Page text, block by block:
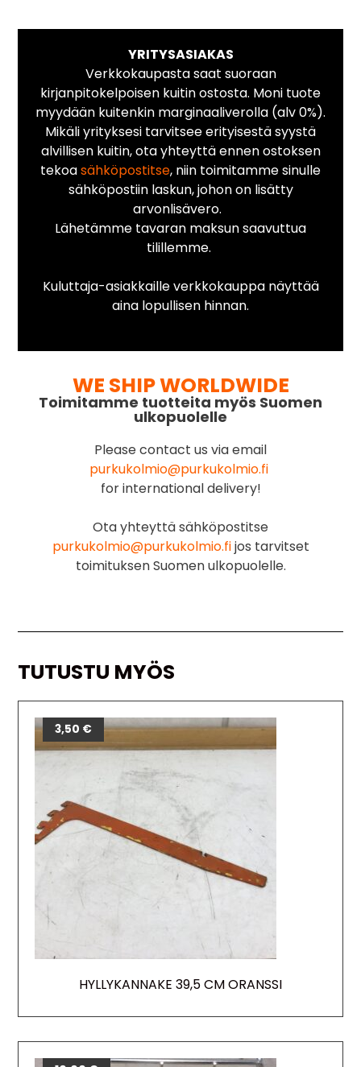
YRITYSASIAKAS
Verkkokaupasta saat suoraan
kirjanpitokelpoisen kuitin ostosta. Moni tuote
myydään kuitenkin marginaaliverolla (alv 0%).
Mikäli yrityksesi tarvitsee erityisestä syystä
alvillisen kuitin, ota yhteyttä ennen ostoksen
tekoasähköpostitse, niin toimitamme sinulle
sähköpostiin laskun, johon on lisätty
arvonlisävero.
Lähetämme tavaran maksun saavuttua
tilillemme.
Kuluttaja-asiakkaille verkkokauppa näyttää
aina lopullisen hinnan.
WE SHIP WORLDWIDE
Toimitamme tuotteita myös Suomen
ulkopuolelle
Please contact us via email
purkukolmio@purkukolmio.fi
for international delivery!
Ota yhteyttä sähköpostitse
purkukolmio@purkukolmio.fijos tarvitset
toimituksen Suomen ulkopuolelle.
TUTUSTU MYÖS
HYLLYKANNAKE 39,5 CM ORANSSI
3,50 €